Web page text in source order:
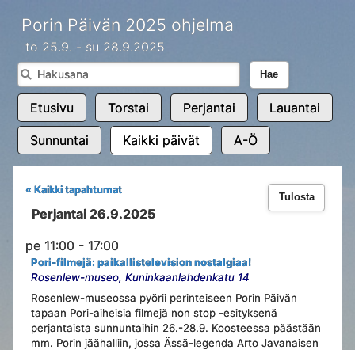
Porin Päivän 2025 ohjelma
to 25.9. - su 28.9.2025
Hae
Etusivu Torstai Perjantai Lauantai
Sunnuntai Kaikki päivät A-Ö
Tulosta
« Kaikki tapahtumat
Perjantai 26.9.2025
pe 11:00 - 17:00
Pori-filmejä: paikallistelevision nostalgiaa!
Rosenlew-museo, Kuninkaanlahdenkatu 14
Rosenlew-museossa pyörii perinteiseen Porin Päivän
tapaan Pori-aiheisia filmejä non stop -esityksenä
perjantaista sunnuntaihin 26.-28.9. Koosteessa päästään
mm. Porin jäähalliin, jossa Ässä-legenda Arto Javanaisen